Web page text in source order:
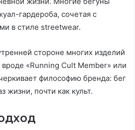
гардероба, сочетая с
в стиле streetwear.
стороне многих изделий
«Running Cult Member» или
философию бренда: бег
жизни, почти как культ.